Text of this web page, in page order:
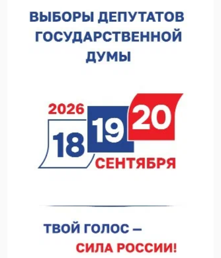
В Нижнем Новгороде отметили 70-летие Дня строителя
07.08.2026 12:04
В Нижегородской области созданы четыре ММЦ
07.08.2026 11:46